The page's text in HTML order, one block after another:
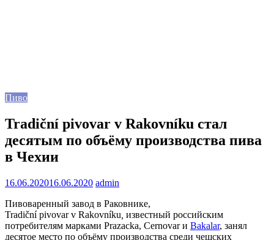
Пиво
Tradiční pivovar v Rakovníku стал
десятым по объёму производства пива
в Чехии
16.06.202016.06.2020 admin
Пивоваренный завод в Раковнике,
Tradiční pivovar v Rakovníku известный российским
потребителям марками Prazacka, Cernovar и Bakalar, занял
десятое место по объёму производства среди чешских